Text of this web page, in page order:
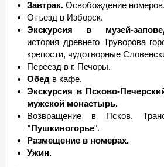
Завтрак. Освобождение номеров.
Отъезд в Изборск.
Экскурсия в музей-
история древнего Труворова
крепости, чудотворные
Переезд в г. Печоры.
Обед в кафе.
Экскурсия в Псково-
мужской монастырь.
Возвращение в Псков.
"Пушкиногорье".
Размещение в номерах.
Ужин.